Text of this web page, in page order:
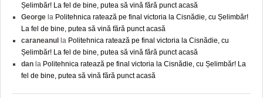
Șelimbăr! La fel de bine, putea să vină fără punct acasă
George la Politehnica ratează pe final victoria la Cisnădie, cu Șelimbăr!
La fel de bine, putea să vină fără punct acasă
caraneanul la Politehnica ratează pe final victoria la Cisnădie, cu
Șelimbăr! La fel de bine, putea să vină fără punct acasă
dan la Politehnica ratează pe final victoria la Cisnădie, cu Șelimbăr! La
fel de bine, putea să vină fără punct acasă